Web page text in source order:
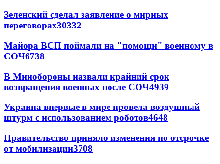
Зеленский сделал заявление о мирных
переговорах30332
Майора ВСП поймали на "помощи" военному в
СОЧ6738
В Минобороны назвали крайний срок
возвращения военных после СОЧ4939
Украина впервые в мире провела воздушный
штурм с использованием роботов4648
Правительство приняло изменения по отсрочке
от мобилизации3708